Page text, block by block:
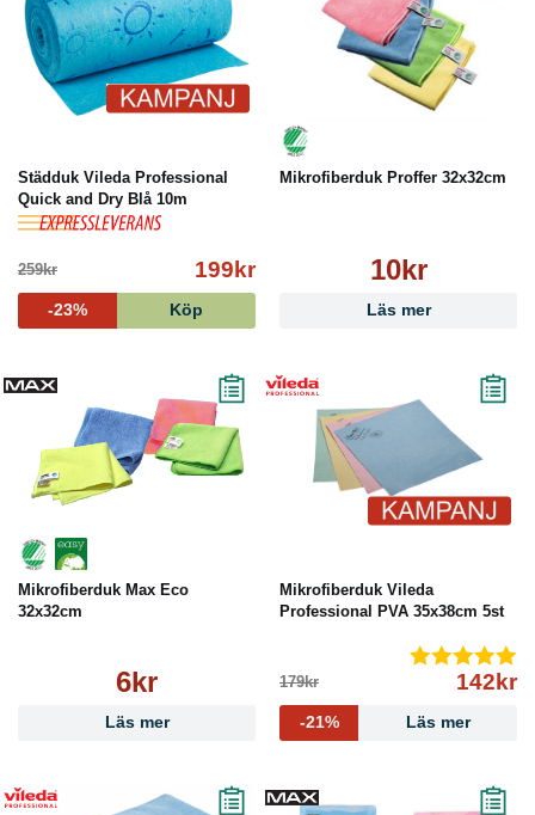
Städduk Vileda Professional
Quick and Dry Blå 10m
259kr 199kr
-23% Köp
Mikrofiberduk Proffer 32x32cm
10kr
Läs mer
Mikrofiberduk Max Eco
32x32cm
6kr
Läs mer
Mikrofiberduk Vileda
Professional PVA 35x38cm 5st
179kr 142kr
-21% Läs mer